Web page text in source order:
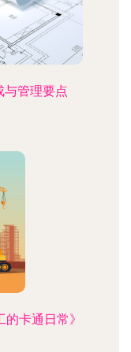
与管理要点
卡通日常》